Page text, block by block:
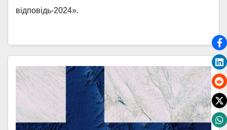
відповідь-2024».